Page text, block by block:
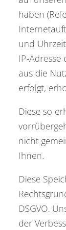
haben
und
IP-Adresse
aus die
erfolgt,
Diese so
nicht
Ihnen.
Diese
DSGVO.
der